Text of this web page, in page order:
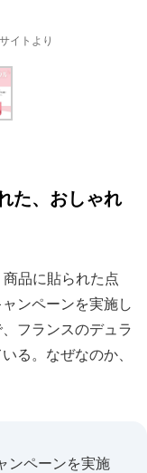
イトより
た、おしゃれ
品に貼られた点
ンペーンを実施し
フランスのデュラ
る。なぜなのか、
ンペーンを実施